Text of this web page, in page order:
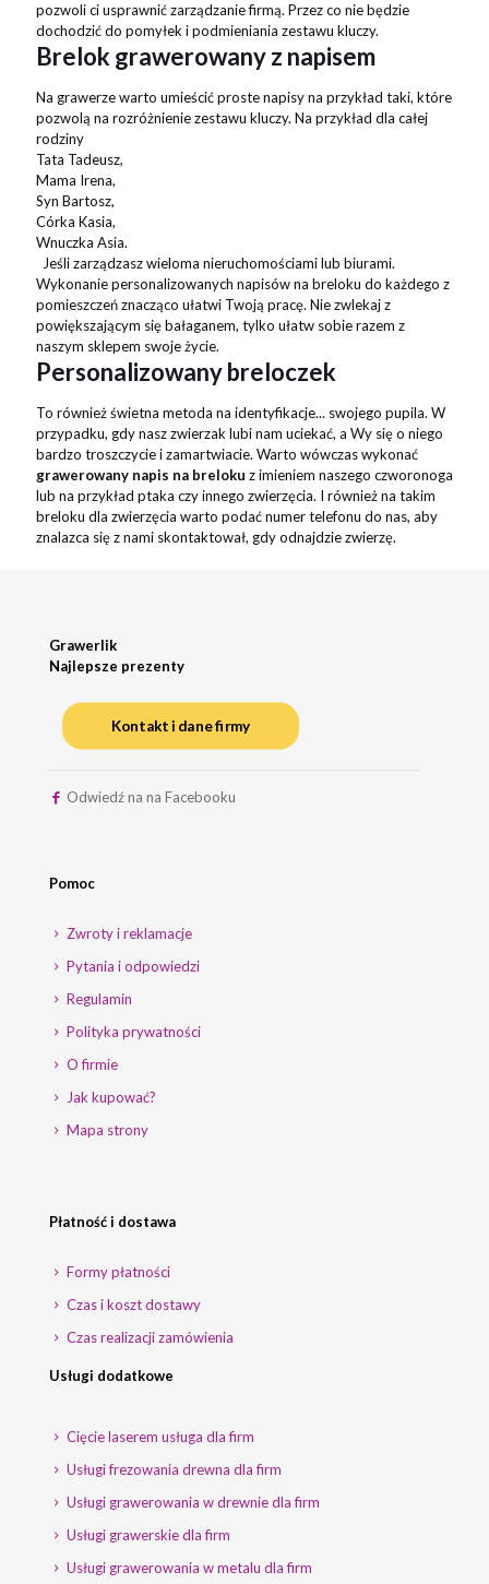
pozwoli ci usprawnić zarządzanie firmą. Przez co nie będzie
dochodzić do pomyłek i podmieniania zestawu kluczy.
Brelok grawerowany z napisem
Na grawerze warto umieścić proste napisy na przykład taki, które
pozwolą na rozróżnienie zestawu kluczy. Na przykład dla całej
rodziny
Tata Tadeusz,
Mama Irena,
Syn Bartosz,
Córka Kasia,
Wnuczka Asia.
Jeśli zarządzasz wieloma nieruchomościami lub biurami.
Wykonanie personalizowanych napisów na breloku do każdego z
pomieszczeń znacząco ułatwi Twoją pracę. Nie zwlekaj z
powiększającym się bałaganem, tylko ułatw sobie razem z
naszym sklepem swoje życie.
Personalizowany breloczek
To również świetna metoda na identyfikacje... swojego pupila. W
przypadku, gdy nasz zwierzak lubi nam uciekać, a Wy się o niego
bardzo troszczycie i zamartwiacie. Warto wówczas wykonać
grawerowany napis na breloku z imieniem naszego czworonoga
lub na przykład ptaka czy innego zwierzęcia. I również na takim
breloku dla zwierzęcia warto podać numer telefonu do nas, aby
znalazca się z nami skontaktował, gdy odnajdzie zwierzę.
Grawerlik
Najlepsze prezenty
Kontakt i dane firmy
Odwiedź na na Facebooku
Pomoc
Zwroty i reklamacje
Pytania i odpowiedzi
Regulamin
Polityka prywatności
O firmie
Jak kupować?
Mapa strony
Płatność i dostawa
Formy płatności
Czas i koszt dostawy
Czas realizacji zamówienia
Usługi dodatkowe
Cięcie laserem usługa dla firm
Usługi frezowania drewna dla firm
Usługi grawerowania w drewnie dla firm
Usługi grawerskie dla firm
Usługi grawerowania w metalu dla firm